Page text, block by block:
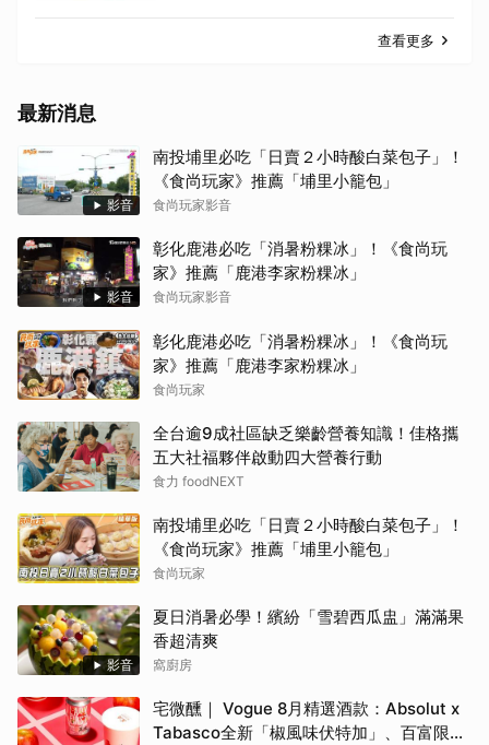
查看更多
最新消息
影音
南投埔里必吃「日賣２小時酸白菜包子」！
《食尚玩家》推薦「埔里小籠包」
食尚玩家影音
影音
彰化鹿港必吃「消暑粉粿冰」！《食尚玩
家》推薦「鹿港李家粉粿冰」
食尚玩家影音
彰化鹿港必吃「消暑粉粿冰」！《食尚玩
家》推薦「鹿港李家粉粿冰」
食尚玩家
全台逾9成社區缺乏樂齡營養知識！佳格攜
五大社福夥伴啟動四大營養行動
食力 foodNEXT
南投埔里必吃「日賣２小時酸白菜包子」！
《食尚玩家》推薦「埔里小籠包」
食尚玩家
影音
夏日消暑必學！繽紛「雪碧西瓜盅」滿滿果
香超清爽
窩廚房
宅微醺｜ Vogue 8月精選酒款：Absolut x
Tabasco全新「椒風味伏特加」、百富限定